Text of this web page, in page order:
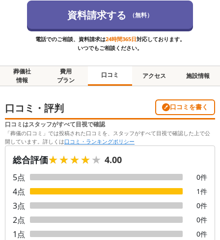
資料請求する （無料）
電話でのご相談、資料請求は24時間365日対応しております。
いつでもご相談ください。
葬儀社
情報
費用
プラン
口コミ アクセス 施設情報
口コミ・評判 口コミを書く
口コミはスタッフがすべて目視で確認
「葬儀の口コミ」では投稿された口コミを、スタッフがすべて目視で確認した上で公
開しています。詳しくは口コミ・ランキングポリシー
総合評価★★★★★
★★★★★ 4.00
5点 0件
4点 1件
3点 0件
2点 0件
1 点 0件